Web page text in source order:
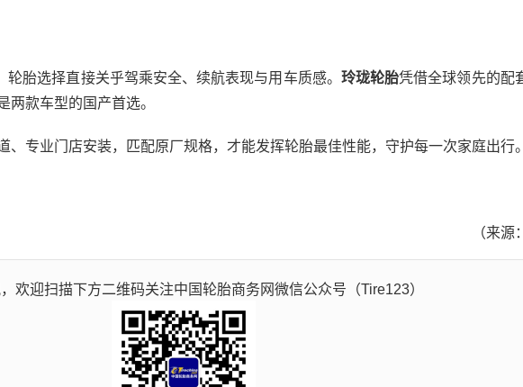
选择直接关乎驾乘安全、续航表现与用车质感。 玲珑轮胎凭借全球领先的配
两款车型的国产首选。
专业门店安装，匹配原厂规格，才能发挥轮胎最佳性能，守护每一次家庭出行
（来源
欢迎扫描下方二维码关注中国轮胎商务网微信公众号（Tire123）